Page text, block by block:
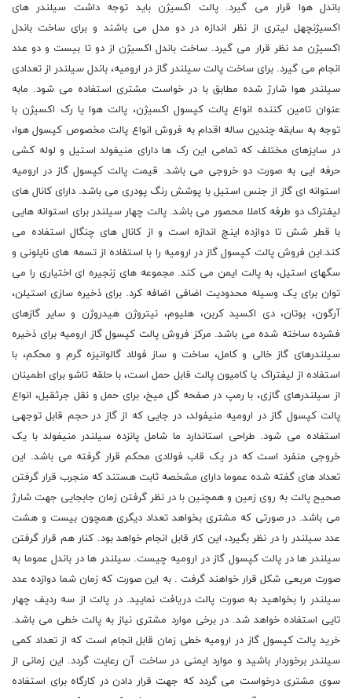
باندل هوا قرار می گیرد. پالت اکسیژن باید توجه داشت سیلندر های
اکسیژنچهل لیتری از نظر اندازه در دو مدل می باشند و برای ساخت باندل
اکسیژن مد نظر قرار می گیرد. ساخت باندل اکسیژن از دو تا بیست و دو عدد
انجام می گیرد. برای ساخت پالت سیلندر گاز در ارومیه، باندل سیلندر از تعدادی
سیلندر هوا شارژ شده مطابق با در خواست مشتری استفاده می شود. مابه
عنوان تامین کننده انواع پالت کپسول اکسیژن، پالت هوا یا رک اکسیژن با
توجه به سابقه چندین ساله اقدام به فروش انواع پالت مخصوص کپسول هوا،
در سایزهای مختلف که تمامی این رک ها دارای منیفولد استیل و لوله کشی
حرفه ایی به صورت دو خروجی می باشد. قیمت پالت کپسول گاز در ارومیه
استوانه ای گاز از جنس استیل با پوشش رنگ پودری می باشد. دارای کانال های
لیفتراک دو طرفه کاملا محصور می باشد. پالت چهار سیلندر برای استوانه هایی
با قطر شش تا دوازده اینچ اندازه است و از کانال های چنگال استفاده می
کند.این فروش پالت کپسول گاز در ارومیه را با استفاده از تسمه های نایلونی و
سگهای استیل، به پالت ایمن می کند. مجموعه های زنجیره ای اختیاری را می
توان برای یک وسیله محدودیت اضافی اضافه کرد. برای ذخیره سازی استیلن،
آرگون، بوتان، دی اکسید کربن، هلیوم، نیتروژن هیدروژن و سایر گازهای
فشرده ساخته شده می باشد. مرکز فروش پالت کپسول گاز ارومیه برای ذخیره
سیلندرهای گاز خالی و کامل، ساخت و ساز فولاد گالوانیزه گرم و محکم، با
استفاده از لیفتراک یا کامیون پالت قابل حمل است، با حلقه تاشو برای اطمینان
از سیلندرهای گازی، با رمپ در صفحه گل میخ، برای حمل و نقل جرثقیل، انواع
پالت کپسول گاز در ارومیه منیفولد، در جایی که از گاز در حجم قابل توجهی
استفاده می شود. طراحی استاندارد ما شامل پانزده سیلندر منیفولد با یک
خروجی منفرد است که در یک قاب فولادی محکم قرار گرفته می باشد. این
تعداد های گفته شده عموما دارای مشخصه ثابت هستند که منجرب قرار گرفتن
صحیح پالت به روی زمین و همچنین با در نظر گرفتن زمان جابجایی جهت شارژ
می باشد. در صورتی که مشتری بخواهد تعداد دیگری همچون بیست و هشت
عدد سیلندر را در نظر بگیرد، این کار قابل انجام خواهد بود. کنار هم قرار گرفتن
سیلندر ها در پالت کپسول گاز در ارومیه چیست. سیلندر ها در باندل عموما به
صورت مربعی شکل قرار خواهند گرفت . به این صورت که زمان شما دوازده عدد
سیلندر را بخواهید به صورت پالت دریافت نمایید. در پالت از سه ردیف چهار
تایی استفاده خواهد شد. در برخی موارد مشتری نیاز به پالت خطی می باشد.
خرید پالت کپسول گاز در ارومیه خطی زمان قابل انجام است که از تعداد کمی
سیلندر برخوردار باشید و موارد ایمنی در ساخت آن رعایت گردد. این زمانی از
سوی مشتری درخواست می گردد که جهت قرار دادن در کارگاه برای استفاده